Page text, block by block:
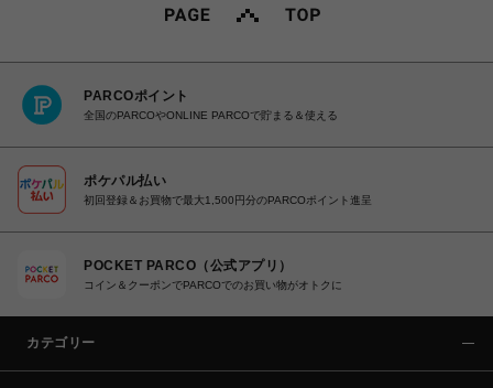
PARCOポイント
全国のPARCOやONLINE PARCOで貯まる＆使える
ポケパル払い
初回登録＆お買物で最大1,500円分のPARCOポイント進呈
POCKET PARCO（公式アプリ）
コイン＆クーポンでPARCOでのお買い物がオトクに
カテゴリー